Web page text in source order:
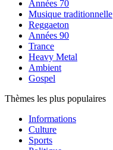
Années 70
Musique traditionnelle
Reggaeton
Années 90
Trance
Heavy Metal
Ambient
Gospel
Thèmes les plus populaires
Informations
Culture
Sports